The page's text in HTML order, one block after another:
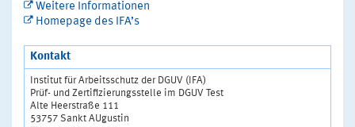
Weitere Informationen
Homepage des IFA’s
Kontakt
Institut für Arbeitsschutz der DGUV (IFA)
Prüf- und Zertifizierungsstelle im DGUV Test
Alte Heerstraße 111
53757 Sankt AUgustin